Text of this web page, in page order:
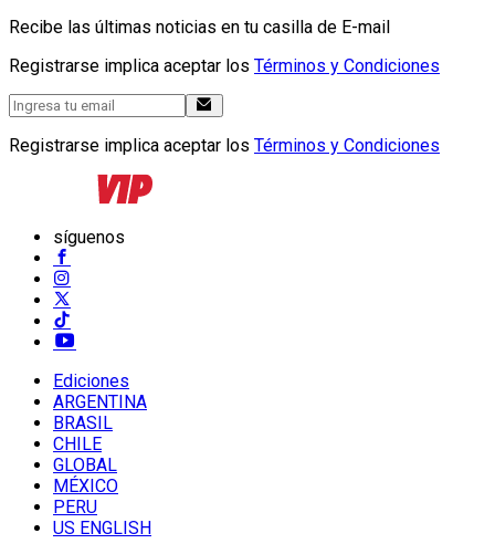
Recibe las últimas noticias en tu casilla de E-mail
Registrarse implica aceptar los Términos y Condiciones
Registrarse implica aceptar los Términos y Condiciones
síguenos
Ediciones
ARGENTINA
BRASIL
CHILE
GLOBAL
MÉXICO
PERU
US ENGLISH